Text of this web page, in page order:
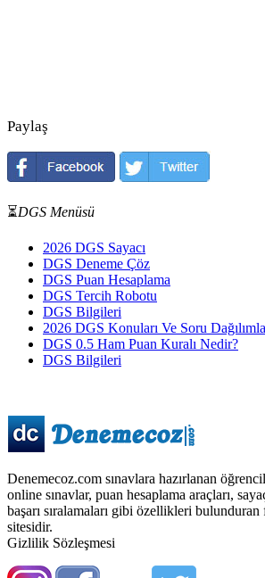
Paylaş
⏳DGS Menüsü
2026 DGS Sayacı
DGS Deneme Çöz
DGS Puan Hesaplama
DGS Tercih Robotu
DGS Bilgileri
2026 DGS Konuları Ve Soru
DGS 0.5 Ham Puan Kuralı Nedir?
DGS Bilgileri
Denemecoz.com sınavlara hazırlanan
online sınavlar, puan hesaplama araçları,
başarı sıralamaları gibi özellikleri
sitesidir.
Gizlilik Sözleşmesi